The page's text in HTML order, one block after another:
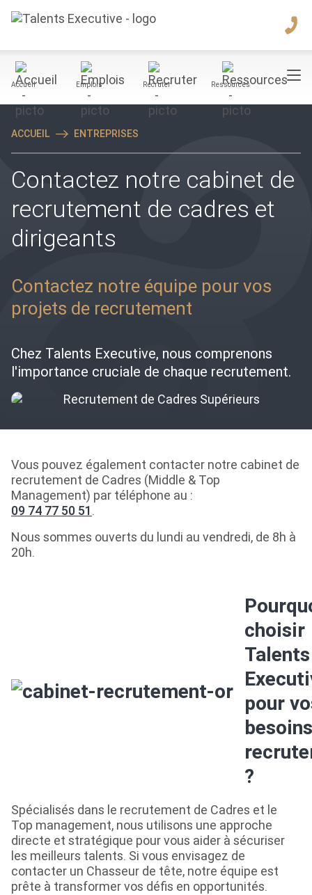
Accueil Emplois Recruter Ressources
ACCUEIL ENTREPRISES
Contactez notre cabinet de
recrutement de cadres et
dirigeants
Contactez notre équipe pour vos
projets de recrutement
Chez Talents Executive, nous comprenons
l'importance cruciale de chaque recrutement.
Vous pouvez également contacter notre cabinet de
recrutement de Cadres (Middle & Top
Management) par téléphone au :
09 74 77 50 51.
Nous sommes ouverts du lundi au vendredi, de 8h à
20h.
choisir
Talents
pour
?
Spécialisés dans le recrutement de Cadres et le
Top management, nous utilisons une approche
directe et stratégique pour vous aider à sécuriser
les meilleurs talents. Si vous envisagez de
contacter un Chasseur de tête, notre équipe est
prête à transformer vos défis en opportunités.